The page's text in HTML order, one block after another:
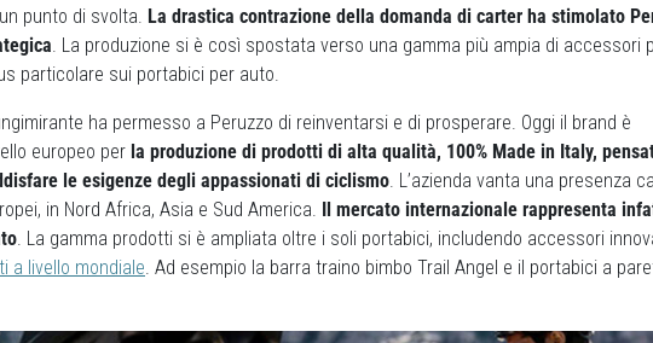
punto di svolta. La drastica contrazione della domanda di carter ha stimolato
. La produzione si è così spostata verso una gamma più ampia di accessori
particolare sui portabici per auto.
ha permesso a Peruzzo di reinventarsi e di prosperare. Oggi il brand è
europeo per la produzione di prodotti di alta qualità, 100% Made in Italy,
le esigenze degli appassionati di ciclismo . L’azienda vanta una presenza
in Nord Africa, Asia e Sud America. Il mercato internazionale rappresenta
. La gamma prodotti si è ampliata oltre i soli portabici, includendo accessori
a livello mondiale . Ad esempio la barra traino bimbo Trail Angel e il portabici a